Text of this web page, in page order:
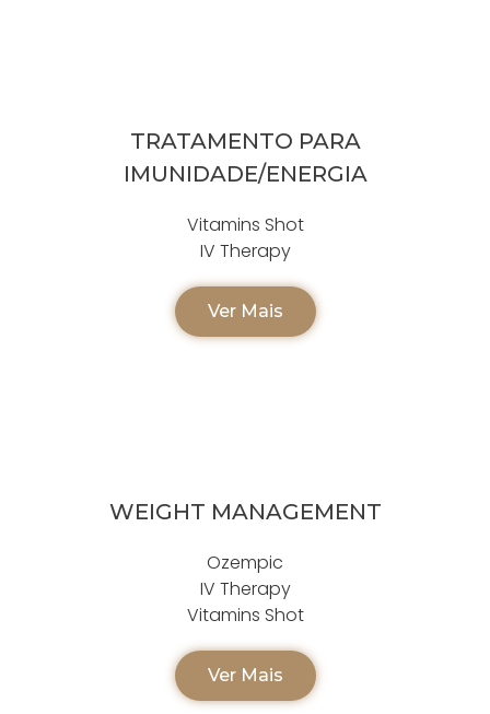
TRATAMENTO PARA
IMUNIDADE/ENERGIA
Vitamins Shot
IV Therapy
Ver Mais
WEIGHT MANAGEMENT
Ozempic
IV Therapy
Vitamins Shot
Ver Mais